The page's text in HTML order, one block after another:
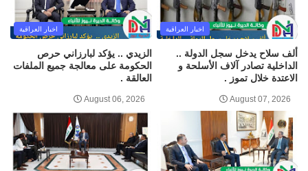
اخبار العراقية
ألف سلاح يدخل سجل الدولة ..
الداخلية تصادر آلاف الأسلحة و
الاعتدة خلال تموز .
August 07, 2026
اخبار العراقية
الزيدي .. يؤكد لبارزاني حرص
الحكومة على معالجة جميع الملفات
العالقة .
August 06, 2026